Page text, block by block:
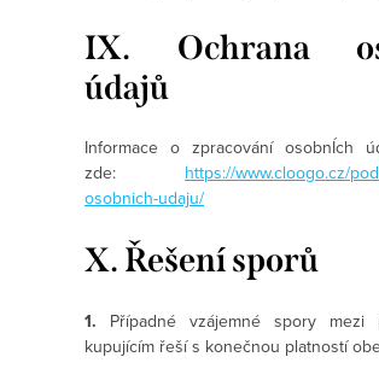
IX. Ochrana
údajů
Informace o zpracování osobnÍch
zde: https://www.cloogo.cz/
osobnich-udaju/
X. Řešení sporů
1. Případné vzájemné spory mezi
kupujícím řeší s konečnou platností